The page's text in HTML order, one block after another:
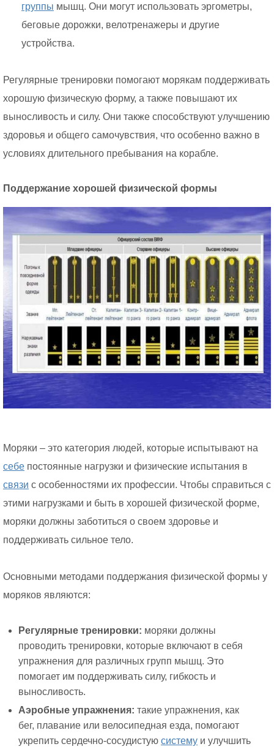
группы мышц. Они могут использовать эргометры,
беговые дорожки, велотренажеры и другие
устройства.
Регулярные тренировки помогают морякам поддерживать
хорошую физическую форму, а также повышают их
выносливость и силу. Они также способствуют улучшению
здоровья и общего самочувствия, что особенно важно в
условиях длительного пребывания на корабле.
Поддержание хорошей физической формы
Моряки – это категория людей, которые испытывают на
себе постоянные нагрузки и физические испытания в
связи с особенностями их профессии. Чтобы справиться с
этими нагрузками и быть в хорошей физической форме,
моряки должны заботиться о своем здоровье и
поддерживать сильное тело.
Основными методами поддержания физической формы у
моряков являются:
Регулярные тренировки: моряки должны
проводить тренировки, которые включают в себя
упражнения для различных групп мышц. Это
помогает им поддерживать силу, гибкость и
выносливость.
Аэробные упражнения: такие упражнения, как
бег, плавание или велосипедная езда, помогают
укрепить сердечно-сосудистую систему и улучшить